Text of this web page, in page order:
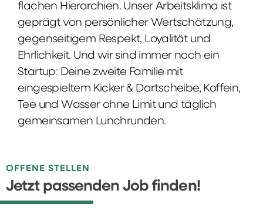
flachen Hierarchien. Unser Arbeitsklima ist
geprägt von persönlicher Wertschätzung,
gegenseitigem Respekt, Loyalität und
Ehrlichkeit. Und wir sind immer noch ein
Startup: Deine zweite Familie mit
eingespieltem Kicker & Dartscheibe, Koffein,
Tee und Wasser ohne Limit und täglich
gemeinsamen Lunchrunden.
OFFENE STELLEN
Jetzt passenden Job finden!